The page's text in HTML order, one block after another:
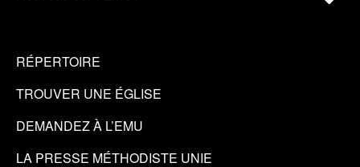
RÉPERTOIRE
TROUVER UNE ÉGLISE
DEMANDEZ À L’EMU
LA PRESSE MÉTHODISTE UNIE